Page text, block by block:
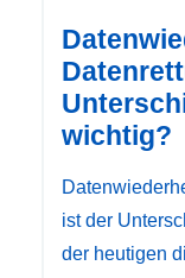
wichtig?
ist der
der heutigen